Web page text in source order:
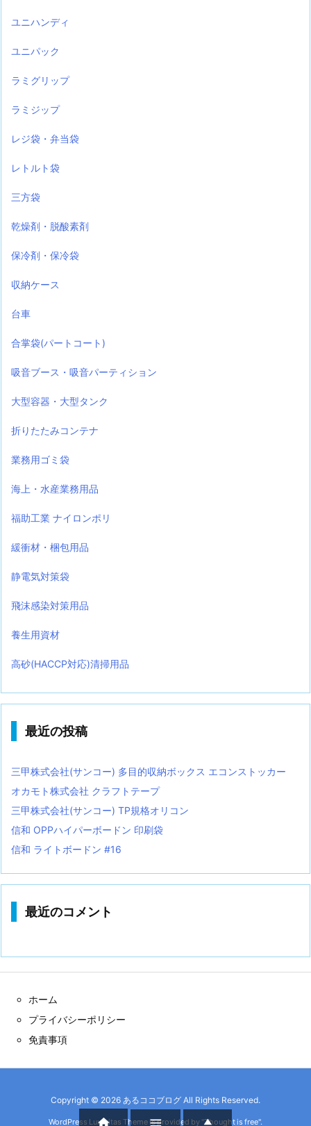
ユニハンディ
ユニパック
ラミグリップ
ラミジップ
レジ袋・弁当袋
レトルト袋
三方袋
乾燥剤・脱酸素剤
保冷剤・保冷袋
収納ケース
台車
合掌袋(パートコート)
吸音ブース・吸音パーティション
大型容器・大型タンク
折りたたみコンテナ
業務用ゴミ袋
海上・水産業務用品
福助工業 ナイロンポリ
緩衝材・梱包用品
静電気対策袋
飛沫感染対策用品
養生用資材
高砂(HACCP対応)清掃用品
最近の投稿
三甲株式会社(サンコー) 多目的収納ボックス エコンストッカー
オカモト株式会社 クラフトテープ
三甲株式会社(サンコー) TP規格オリコン
信和 OPPハイパーボードン 印刷袋
信和 ライトボードン #16
最近のコメント
ホーム
プライバシーポリシー
免責事項
Copyright © 2026 あるココブログ All Rights Reserved.
WordPress Luxeritas Theme is provided by "Thought is free".
  